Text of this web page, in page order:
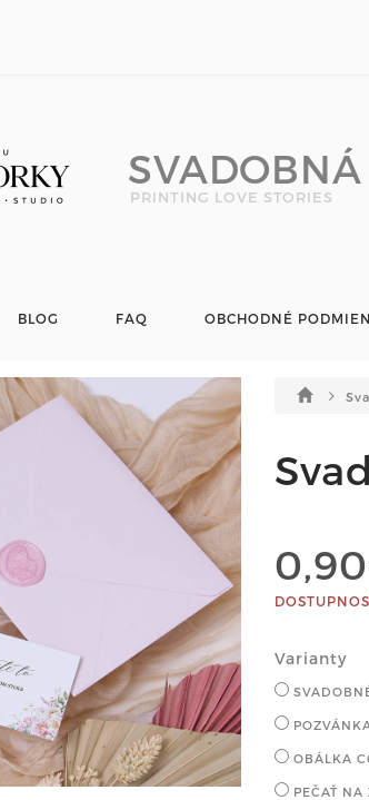
PRINTING LOVE STORIES
BLOG FAQ OBCHODNÉ
Varianty
OBÁLKA
PEČAŤ NA